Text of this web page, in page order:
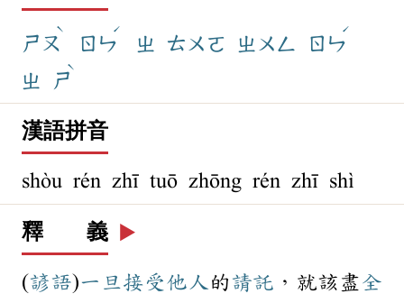
ㄕㄡ
ˋ
ㄖㄣ
ˊ
ㄓ ㄊㄨㄛ ㄓㄨㄥ ㄖㄣ
ˊ
ㄓ ㄕ
ˋ
漢語拼音
shòu rén zhī tuō zhōng rén zhī shì
釋 義 ▶️
(諺語)一旦接受他人 的 請託 ，就該盡全